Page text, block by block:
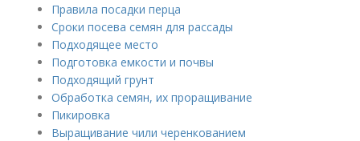
Правила посадки перца
Сроки посева семян для рассады
Подходящее место
Подготовка емкости и почвы
Подходящий грунт
Обработка семян, их проращивание
Пикировка
Выращивание чили черенкованием